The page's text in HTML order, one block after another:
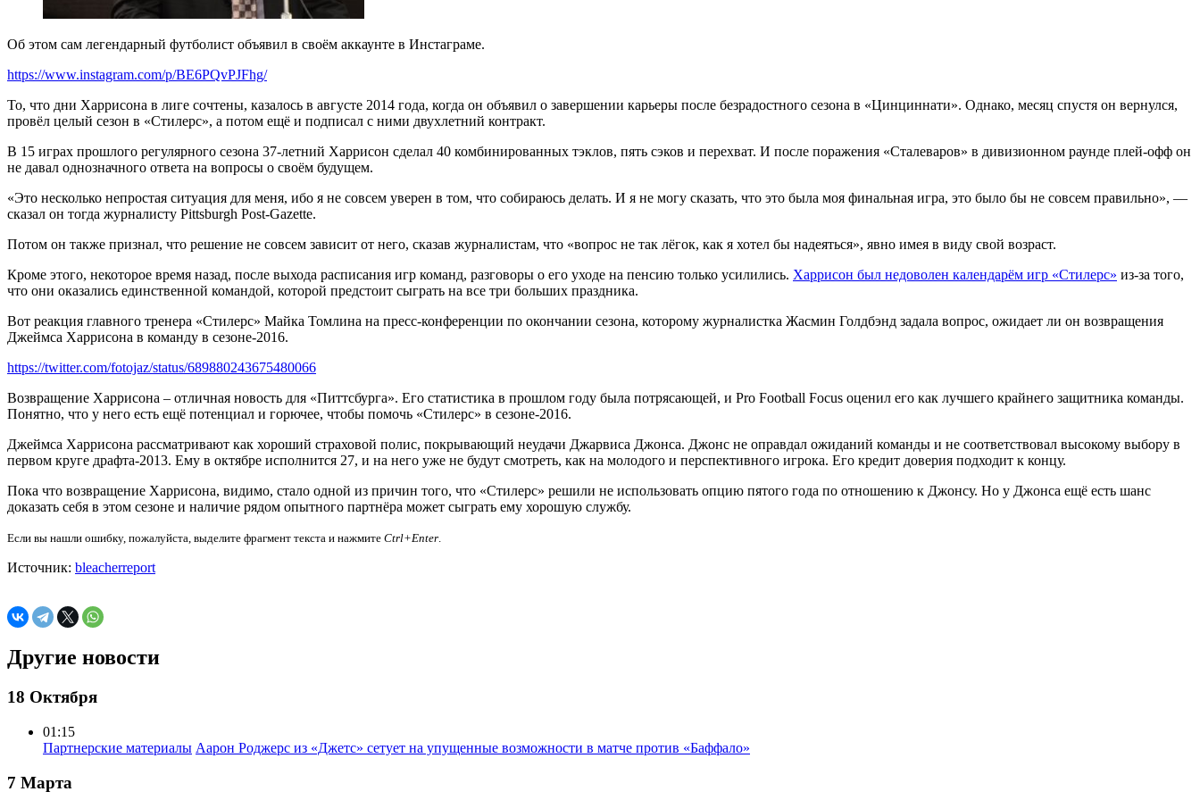
Об этом сам легендарный футболист объявил в своём аккаунте в Инстаграме.
https://www.instagram.com/p/BE6PQvPJFhg/
То, что дни Харрисона в лиге сочтены, казалось в августе 2014 года, когда он объявил о завершении карьеры после безрадостного сезона в «Цинциннати». Однако, месяц спустя он вернулся,
провёл целый сезон в «Стилерс», а потом ещё и подписал с ними двухлетний контракт.
В 15 играх прошлого регулярного сезона 37-летний Харрисон сделал 40 комбинированных тэклов, пять сэков и перехват. И после поражения «Сталеваров» в дивизионном раунде плей-офф он
не давал однозначного ответа на вопросы о своём будущем.
«Это несколько непростая ситуация для меня, ибо я не совсем уверен в том, что собираюсь делать. И я не могу сказать, что это была моя финальная игра, это было бы не совсем правильно», —
сказал он тогда журналисту Pittsburgh Post-Gazette.
Потом он также признал, что решение не совсем зависит от него, сказав журналистам, что «вопрос не так лёгок, как я хотел бы надеяться», явно имея в виду свой возраст.
Кроме этого, некоторое время назад, после выхода расписания игр команд, разговоры о его уходе на пенсию только усилились. Харрисон был недоволен календарём игр «Стилерс» из-за того,
что они оказались единственной командой, которой предстоит сыграть на все три больших праздника.
Вот реакция главного тренера «Стилерс» Майка Томлина на пресс-конференции по окончании сезона, которому журналистка Жасмин Голдбэнд задала вопрос, ожидает ли он возвращения
Джеймса Харрисона в команду в сезоне-2016.
https://twitter.com/fotojaz/status/689880243675480066
Возвращение Харрисона – отличная новость для «Питтсбурга». Его статистика в прошлом году была потрясающей, и Pro Football Focus оценил его как лучшего крайнего защитника команды.
Понятно, что у него есть ещё потенциал и горючее, чтобы помочь «Стилерс» в сезоне-2016.
Джеймса Харрисона рассматривают как хороший страховой полис, покрывающий неудачи Джарвиса Джонса. Джонс не оправдал ожиданий команды и не соответствовал высокому выбору в
первом круге драфта-2013. Ему в октябре исполнится 27, и на него уже не будут смотреть, как на молодого и перспективного игрока. Его кредит доверия подходит к концу.
Пока что возвращение Харрисона, видимо, стало одной из причин того, что «Стилерс» решили не использовать опцию пятого года по отношению к Джонсу. Но у Джонса ещё есть шанс
доказать себя в этом сезоне и наличие рядом опытного партнёра может сыграть ему хорошую службу.
Если вы нашли ошибку, пожалуйста, выделите фрагмент текста и нажмите Ctrl+Enter.
Источник: bleacherreport
Другие новости
18 Октября
01:15
Партнерские материалы Аарон Роджерс из «Джетс» сетует на упущенные возможности в матче против «Баффало»
7 Марта